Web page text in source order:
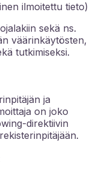
ilmoitettu tieto)
sekä ns.
väärinkäytösten,
tutkimiseksi.
ja
on joko
direktiivin